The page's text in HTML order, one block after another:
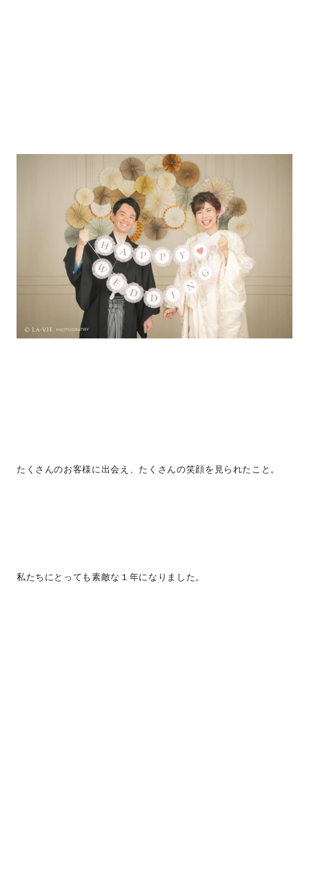
たくさんのお客様に出会え、たくさんの笑顔を見られたこと。
私たちにとっても素敵な１年になりました。